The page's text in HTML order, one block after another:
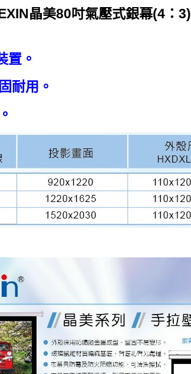
晶美80吋氣壓式銀幕(4：3)
置。
耐用。